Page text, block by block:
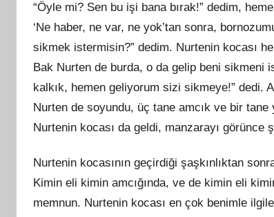
“Öyle mi? Sen bu işi bana bırak!” dedim,
‘Ne haber, ne var, ne yok’tan sonra,
sikmek istermisin?” dedim. Nurtenin kocası
Bak Nurten de burda, o da gelip beni sikmeni
kalkık, hemen geliyorum sizi sikmeye!” dedi.
Nurten de soyundu, üç tane amcık ve bir
Nurtenin kocası da geldi, manzarayı
Nurtenin kocasının geçirdiği şaşkınlıktan
Kimin eli kimin amcığında, ve de kimin eli
memnun. Nurtenin kocası en çok benimle